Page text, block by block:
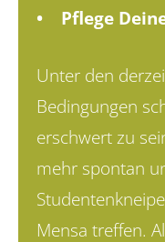
• Pflege
Unter den
Bedingungen
erschwert zu
mehr spontan
Mensa treffen.